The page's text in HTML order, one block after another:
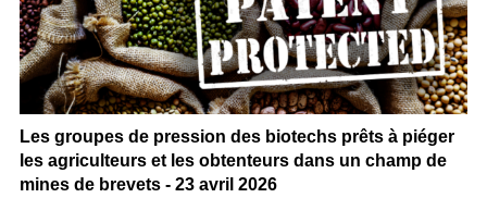
Les groupes de pression des biotechs prêts à piéger
les agriculteurs et les obtenteurs dans un champ de
mines de brevets - 23 avril 2026